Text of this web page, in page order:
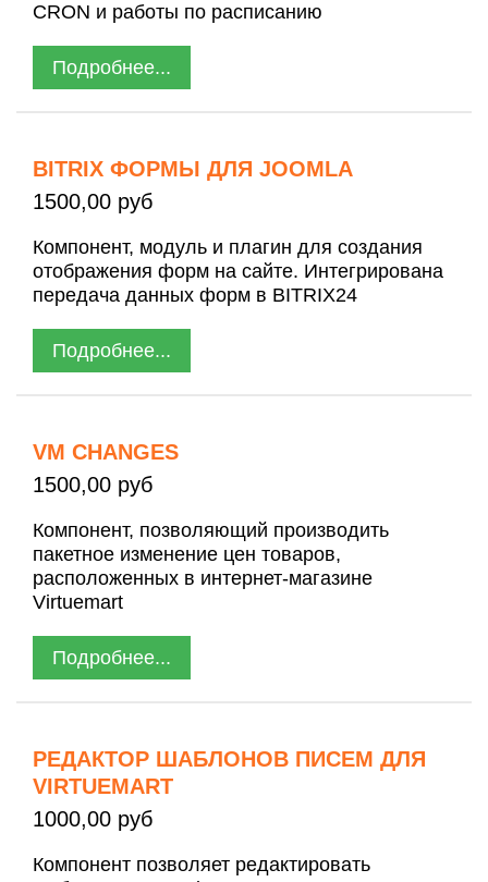
CRON и работы по расписанию
Подробнее...
BITRIX ФОРМЫ ДЛЯ JOOMLA
1500,00 руб
Компонент, модуль и плагин для создания
отображения форм на сайте. Интегрирована
передача данных форм в BITRIX24
Подробнее...
VM CHANGES
1500,00 руб
Компонент, позволяющий производить
пакетное изменение цен товаров,
расположенных в интернет-магазине
Virtuemart
Подробнее...
РЕДАКТОР ШАБЛОНОВ ПИСЕМ ДЛЯ
VIRTUEMART
1000,00 руб
Компонент позволяет редактировать